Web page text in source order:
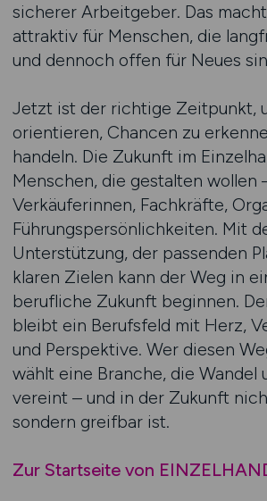
sicherer Arbeitgeber. Das
attraktiv für Menschen, die
und dennoch offen für Neues
Jetzt ist der richtige Zeitpunkt,
orientieren, Chancen zu
handeln. Die Zukunft im
Menschen, die gestalten wollen
Verkäuferinnen, Fachkräfte,
Führungspersönlichkeiten. Mit
Unterstützung, der passenden
klaren Zielen kann der Weg in
berufliche Zukunft beginnen.
bleibt ein Berufsfeld mit Herz,
und Perspektive. Wer diesen
wählt eine Branche, die Wandel
vereint – und in der Zukunft
sondern greifbar ist.
Zur Startseite von